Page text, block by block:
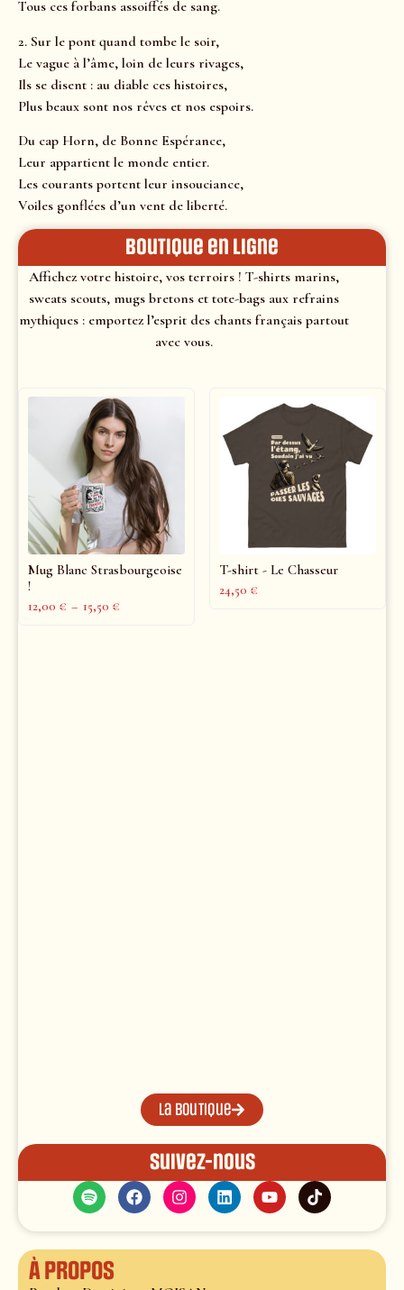
Tous ces forbans assoiffés de sang.
2. Sur le pont quand tombe le soir,
Le vague à l’âme, loin de leurs rivages,
Ils se disent : au diable ces histoires,
Plus beaux sont nos rêves et nos espoirs.
Du cap Horn, de Bonne Espérance,
Leur appartient le monde entier.
Les courants portent leur insouciance,
Voiles gonflées d’un vent de liberté.
Boutique en ligne
Affichez votre histoire, vos terroirs ! T-shirts marins,
sweats scouts, mugs bretons et tote-bags aux refrains
mythiques : emportez l’esprit des chants français partout
avec vous.
Mug Blanc Strasbourgeoise
!
12,00 € – 15,50 €
T-shirt - Le Chasseur
24,50 €
La boutique
Suivez-nous
À propos